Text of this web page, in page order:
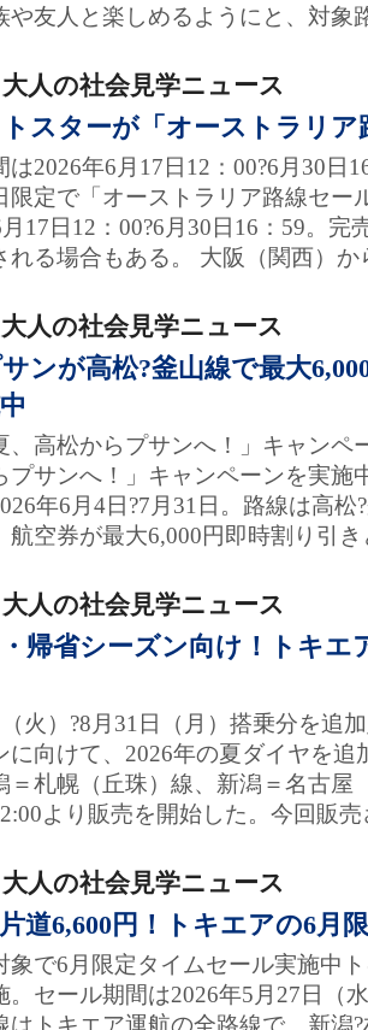
や友人と楽しめるようにと、対
大人の社会見学ニュース
スターが「オーストラリア
は2026年6月17日12：00?6月30日
限定で「オーストラリア路線セー
17日12：00?6月30日16：59。
れる場合もある。 大阪（関西）
大人の社会見学ニュース
ンが高松?釜山線で最大
、高松からプサンへ！」キャン
プサンへ！」キャンペーンを実施
年6月4日?7月31日。路線は高
航空券が最大6,000円即時割り引
大人の社会見学ニュース
帰省シーズン向け！トキエ
火）?8月31日（月）搭乗分を追
に向けて、2026年の夏ダイヤを
＝札幌（丘珠）線、新潟＝名古屋
より販売を開始した。今回販
大人の社会見学ニュース
道6,600円！トキエアの6月
象で6月限定タイムセール実施中
。セール期間は2026年5月27日（
はトキエア運航の全路線で、新潟